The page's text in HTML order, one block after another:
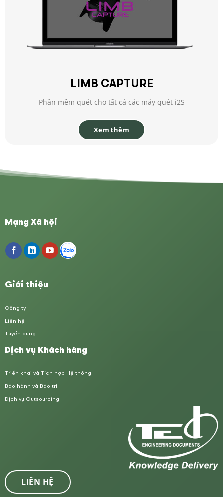
LIMB CAPTURE
Phần mềm quét cho tất cả các máy quét i2S
Xem thêm
Mạng Xã hội
Giới thiệu
Công ty
Liên hệ
Tuyển dụng
Dịch vụ Khách hàng
Triển khai và Tích hợp Hệ thống
Bảo hành và Bảo trì
Dịch vụ Outsourcing
LIÊN HỆ